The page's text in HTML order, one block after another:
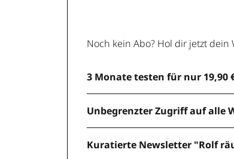
Noch kein Abo? Hol dir jetzt dein
3 Monate testen für nur 19,90
Unbegrenzter Zugriff auf alle
Kuratierte Newsletter "Rolf